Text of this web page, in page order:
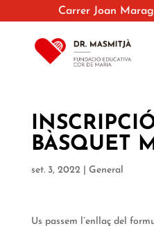
Carrer Joan
BÀSQUET
set. 3, 2022 General
Us passem l’enllaç del